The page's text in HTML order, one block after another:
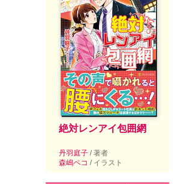
絶対レンアイ包囲網
丹羽庭子 / 著者
森嶋ペコ / イラスト